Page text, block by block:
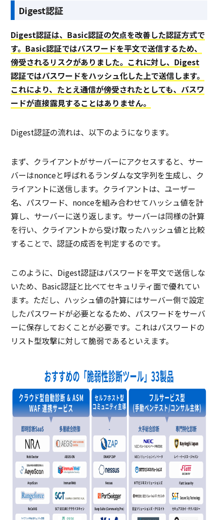
Digest認証
Digest認証は、Basic認証の欠点を改善した認証方式で
す。Basic認証ではパスワードを平文で送信するため、
傍受されるリスクがありました。これに対し、Digest
認証ではパスワードをハッシュ化した上で送信します。
これにより、たとえ通信が傍受されたとしても、パスワ
ードが直接露見することはありません。
Digest認証の流れは、以下のようになります。
まず、クライアントがサーバーにアクセスすると、サー
バーはnonceと呼ばれるランダムな文字列を生成し、ク
ライアントに送信します。クライアントは、ユーザー
名、パスワード、nonceを組み合わせてハッシュ値を計
算し、サーバーに送り返します。サーバーは同様の計算
を行い、クライアントから受け取ったハッシュ値と比較
することで、認証の成否を判定するのです。
このように、Digest認証はパスワードを平文で送信しな
いため、Basic認証と比べてセキュリティ面で優れてい
ます。ただし、ハッシュ値の計算にはサーバー側で設定
したパスワードが必要となるため、パスワードをサーバ
ーに保存しておくことが必要です。これはパスワードの
リスト型攻撃に対して脆弱であるといえます。